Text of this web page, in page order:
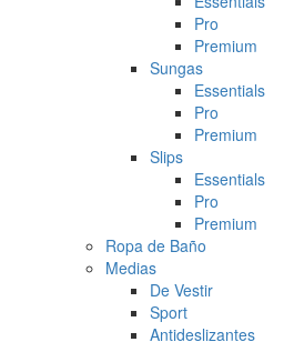
Pro
Premium
Sungas
Essentials
Pro
Premium
Slips
Essentials
Pro
Premium
Ropa de Baño
Medias
De Vestir
Sport
Antideslizantes